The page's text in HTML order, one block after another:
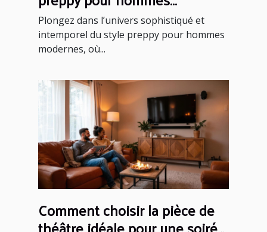
modernes ?
Plongez dans l’univers sophistiqué et
intemporel du style preppy pour hommes
modernes, où...
Comment choisir la pièce de